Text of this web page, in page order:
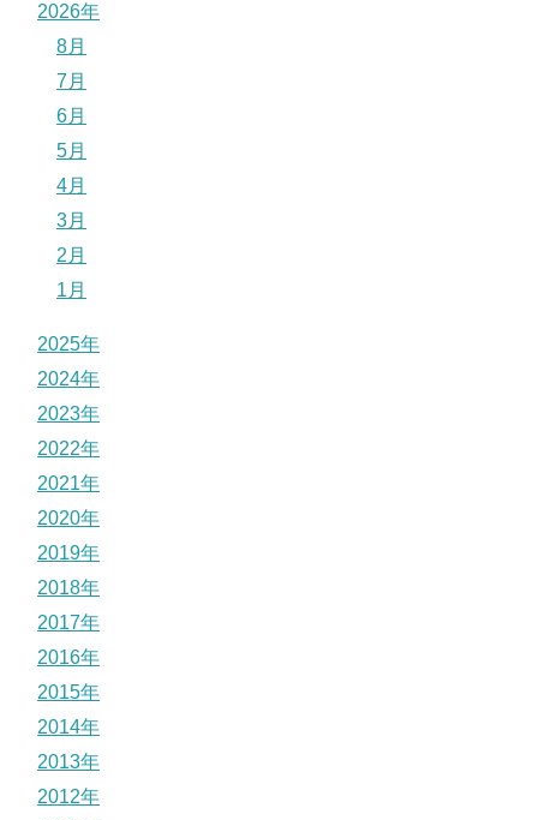
2026年
8月
7月
6月
5月
4月
3月
2月
1月
2025年
2024年
2023年
2022年
2021年
2020年
2019年
2018年
2017年
2016年
2015年
2014年
2013年
2012年